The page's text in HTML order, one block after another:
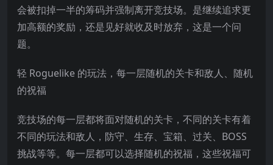
会被扣掉一半的筹码并强制离开竞技场。是继续追求更
加高额的奖励，还是见好就收及时放弃，这是一个问
题。
轻 Roguelike 的玩法，每一层随机的关卡和敌人、随机
的祝福
竞技场的每一层都将面对随机的关卡，不同的关卡有着
不同的玩法和敌人，防守、生存、宝箱、过关、BOSS
挑战等等。每一层都可以选择随机的祝福，这些祝福可